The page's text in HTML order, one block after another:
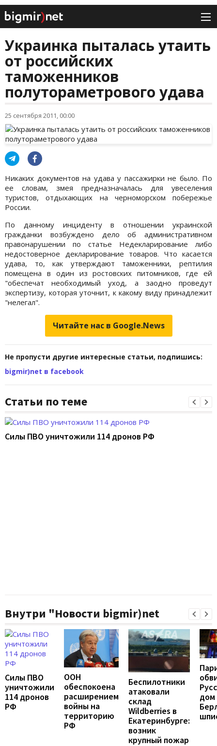
Украинка пыталась утаить
от российских
таможенников
полутораметрового удава
25 сентября 2011, 00:00
Никаких документов на удава у пассажирки не было. По
ее словам, змея предназначалась для увеселения
туристов, отдыхающих на черноморском побережье
России.
По данному инциденту в отношении украинской
гражданки возбуждено дело об административном
правонарушении по статье Недекларирование либо
недостоверное декларирование товаров. Что касается
удава, то, как утверждают таможенники, рептилия
помещена в один из ростовских питомников, где ей
"обеспечат необходимый уход, а заодно проведут
экспертизу, которая уточнит, к какому виду принадлежит
"нелегал".
Читайте нас в Google.News
Не пропусти другие интересные статьи, подпишись:
bigmir)net в facebook
Статьи по теме
Силы ПВО уничтожили 114 дронов РФ
Внутри "Новости bigmir)net
Силы ПВО
уничтожили
114 дронов
РФ
ООН
обеспокоена
расширением
войны на
территорию
РФ
Беспилотники
атаковали
склад
Wildberries в
Екатеринбурге:
возник
крупный пожар
дом